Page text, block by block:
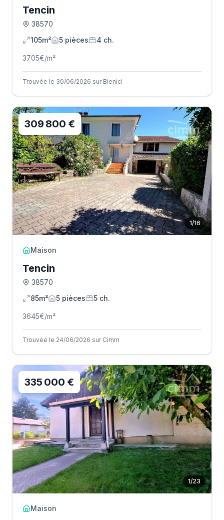
Tencin
38570
105m²
5 pièces 4 ch.
3705€/m²
Trouvée le 30/06/2026 sur Bienici
1/16
309 800 €
Maison
Tencin
38570
85m²
5 pièces 5 ch.
3645€/m²
Trouvée le 24/06/2026 sur Cimm
1/23
335 000 €
Maison